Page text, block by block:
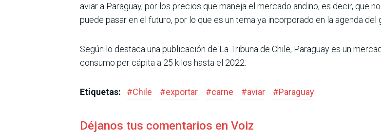
aviar a Paraguay, por los precios que maneja el mercado andino, es decir, que
puede pasar en el futuro, por lo que es un tema ya incorporado en la agenda del
Según lo destaca una publica­ción de La Tribuna de Chile, Paraguay es un
consumo per cápita a 25 kilos hasta el 2022.
Etiquetas: #Chile #exportar #carne #aviar #Paraguay
Déjanos tus comentarios en Voiz